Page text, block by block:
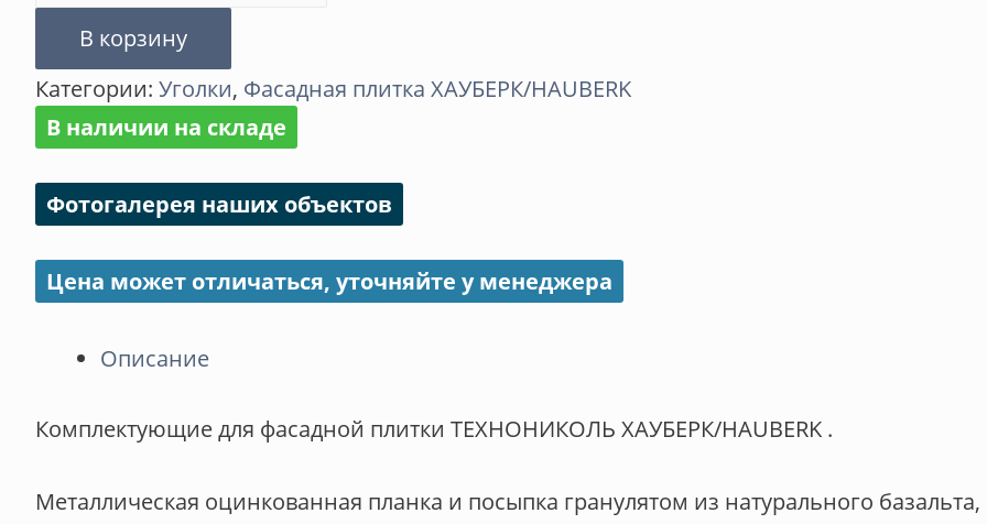
товара
Уголок
металлический
внутренний
ХАУБЕРК/HAUBERK
В корзину
Категории: Уголки, Фасадная плитка ХАУБЕРК/HAUBERK
В наличии на складе
Фотогалерея наших объектов
Цена может отличаться, уточняйте у менеджера
Описание
Комплектующие для фасадной плитки ТЕХНОНИКОЛЬ ХАУБЕРК/HAUBERK .
Металлическая оцинкованная планка и посыпка гранулятом из натурального